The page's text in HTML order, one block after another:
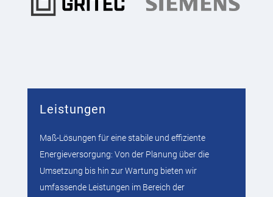
Leistungen
Maß-Lösungen für eine stabile und effiziente
Energieversorgung: Von der Planung über die
Umsetzung bis hin zur Wartung bieten wir
umfassende Leistungen im Bereich der